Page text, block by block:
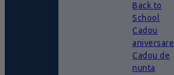
Back to
School
Cadou
aniversare
Cadou de
nunta